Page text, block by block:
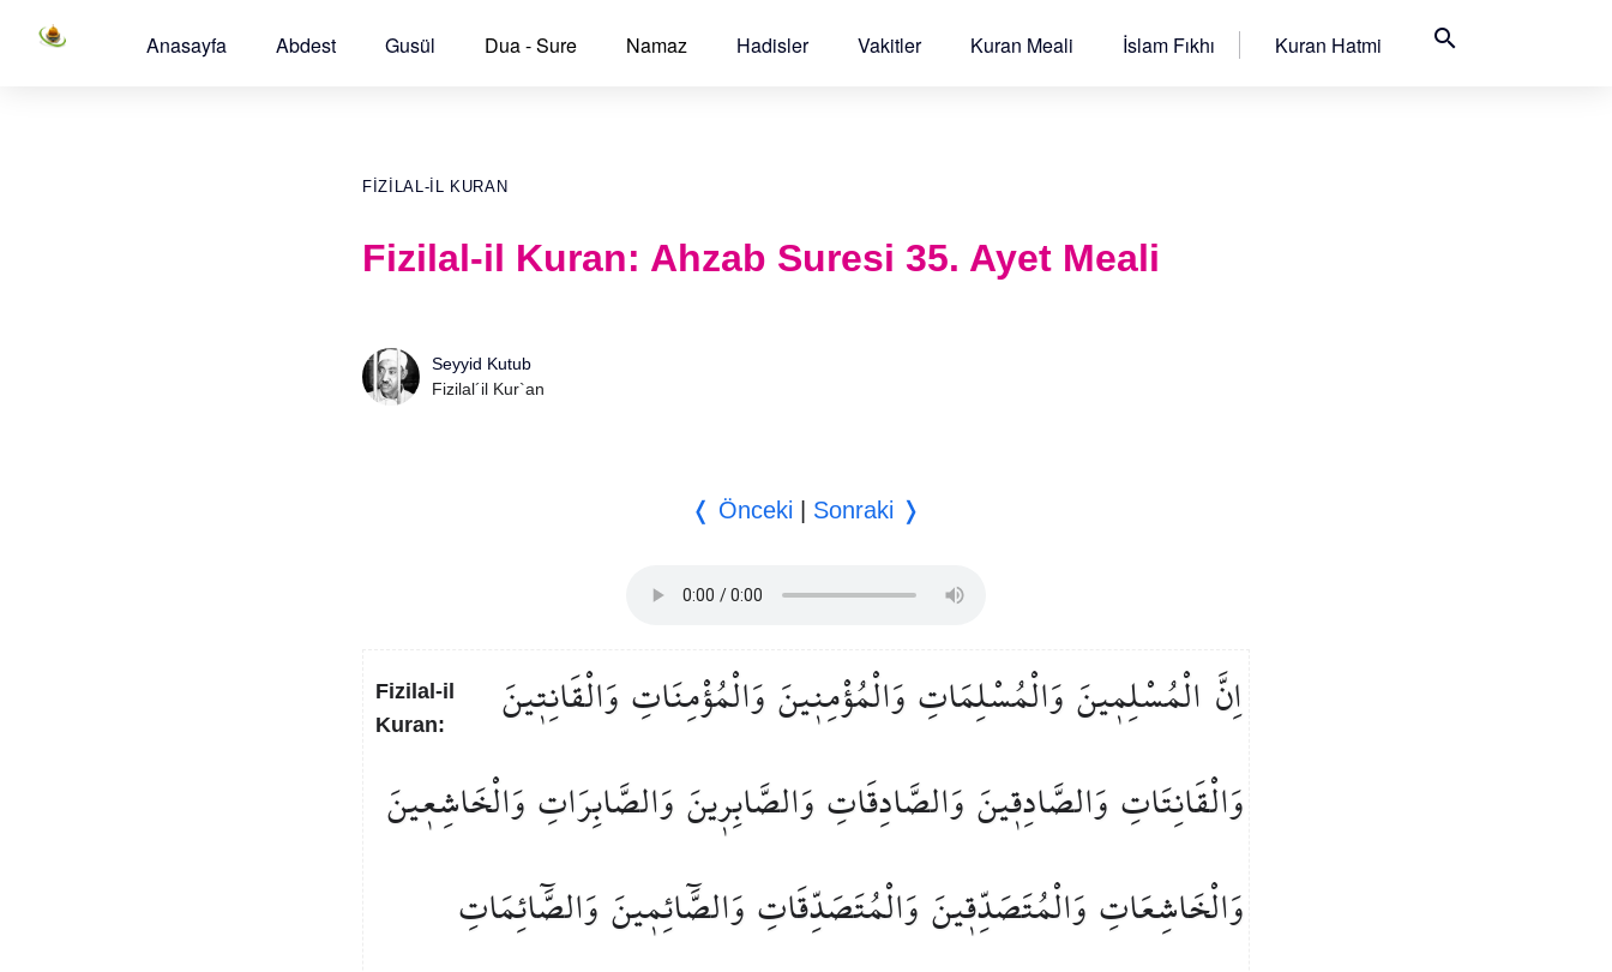
Anasayfa Abdest Gusül Dua - Sure Namaz Hadisler Vakitler Kuran Meali İslam Fıkhı Kuran Hatmi search
FIZILAL-IL KURAN
Fizilal-il Kuran: Ahzab Suresi 35. Ayet Meali
Seyyid Kutub
Fizilal´il Kur`an
❬ Önceki | Sonraki ❭
اِنَّ الْمُسْلِم۪ينَوَالْمُسْلِمَاتِوَالْمُؤْمِن۪ينَوَالْمُؤْمِنَاتِوَالْقَانِت۪ينَ
وَالْقَانِتَاتِوَالصَّادِق۪ينَوَالصَّادِقَاتِوَالصَّابِر۪ينَوَالصَّابِرَاتِوَالْخَاشِع۪ينَ
وَالْخَاشِعَاتِوَالْمُتَصَدِّق۪ينَوَالْمُتَصَدِّقَاتِوَالصَّٓائِم۪ينَوَالصَّٓائِمَاتِ
Fizilal-il
Kuran: